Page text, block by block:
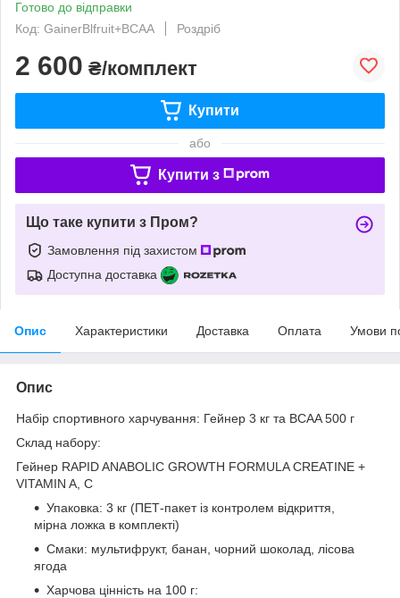
Готово до відправки
Код: GainerBlfruit+BCAA
Роздріб
2 600 ₴/комплект
Купити
або
Купити з
Що таке купити з Пром?
Замовлення під захистом
Доступна доставка
Опис Характеристики Доставка Оплата Умови
Опис
Набір спортивного харчування: Гейнер 3 кг та BCAA 500 г
Склад набору:
Гейнер RAPID ANABOLIC GROWTH FORMULA CREATINE +
VITAMIN A, C
Упаковка: 3 кг (ПЕТ-пакет із контролем відкриття,
мірна ложка в комплекті)
Смаки: мультифрукт, банан, чорний шоколад, лісова
ягода
Харчова цінність на 100 г: